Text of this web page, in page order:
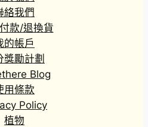
絡我們
款/退換貨
的帳戶
獎勵計劃
Blog
用條款
Policy
植物